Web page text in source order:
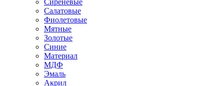
Сиреневые
Салатовые
Фиолетовые
Мятные
Золотые
Синие
Материал
МДФ
Эмаль
Акрил